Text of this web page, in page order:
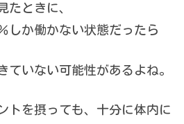
たときに、
しか働かない状態だったら
ていない可能性があるよね。
トを摂っても、十分に体内に